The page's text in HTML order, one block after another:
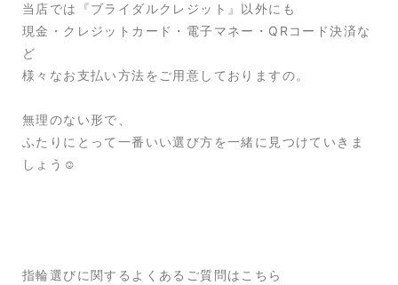
当店では『ブライダルクレジット』以外にも
現金・クレジットカード・電子マネー・QRコード決済な
ど
様々なお支払い方法をご用意しておりますの。
無理のない形で、
ふたりにとって一番いい選び方を一緒に見つけていきま
しょう☺️
指輪選びに関するよくあるご質問はこちら